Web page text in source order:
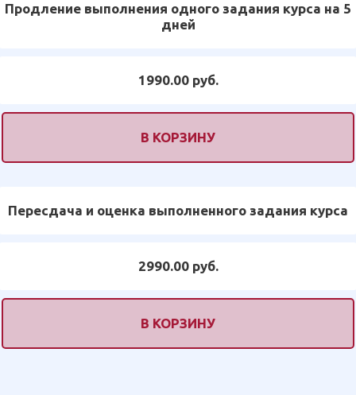
Продление выполнения одного задания курса на 5
дней
1990.00 руб.
В КОРЗИНУ
Пересдача и оценка выполненного задания курса
2990.00 руб.
В КОРЗИНУ